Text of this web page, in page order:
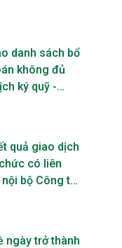
danh sách bổ
không đủ
ký quỹ -
quả giao dịch
có liên
bộ Công ty
Công
mại Dịch
ngày trở thành